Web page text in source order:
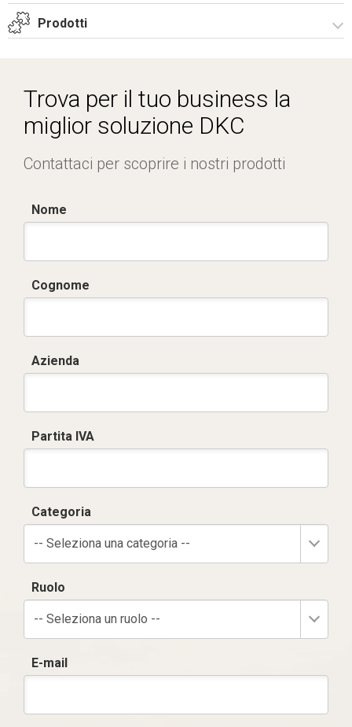
NETONE_manual_4.8_eng.pdf
Drawing Net One Clima 4000W.pdf
Prodotti
Trova per il tuo business la
miglior soluzione DKC
Contattaci per scoprire i nostri prodotti
Nome
Cognome
Azienda
Partita IVA
Categoria
-- Seleziona una categoria --
Ruolo
-- Seleziona un ruolo --
E-mail